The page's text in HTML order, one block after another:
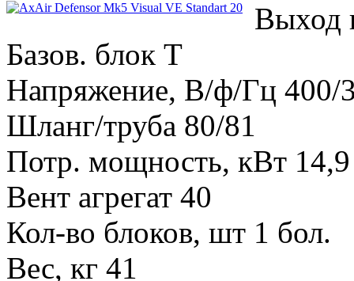
Выход
Базов. блок T
Напряжение, В/ф/Гц 400/
Шланг/труба 80/81
Потр. мощность, кВт 14,9
Вент агрегат 40
Кол-во блоков, шт 1 бол.
Вес, кг 41